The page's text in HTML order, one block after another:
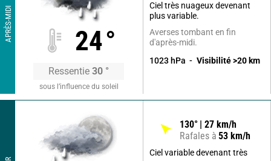
APRÈS-MIDI 24°
Ressentie 30 °
sous l’influence du soleil
Ciel très nuageux devenant
plus variable.
Averses tombant en fin
d'après-midi.
1023 hPa Visibilité >20 km
130° 27 km/h
Rafales à 53 km/h
Ciel variable devenant très